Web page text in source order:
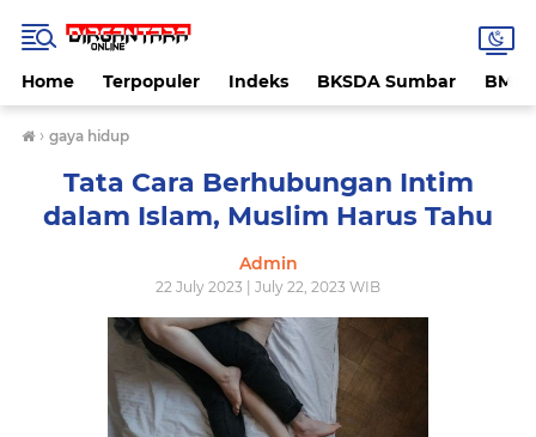
Home Terpopuler Indeks BKSDA Sumbar
› gaya hidup
Tata Cara Berhubungan Intim
dalam Islam, Muslim Harus Tahu
Admin
22 July 2023 | July 22, 2023 WIB